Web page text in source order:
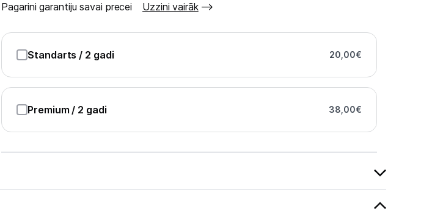
tehnika
Pagarini garantiju savai precei Uzzini vairāk
Standarts / 2 gadi 20,00€
Premium / 2 gadi 38,00€